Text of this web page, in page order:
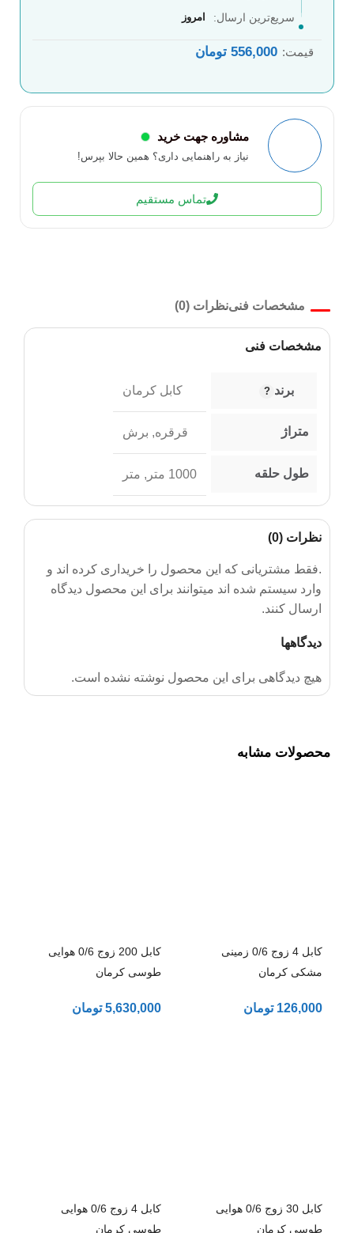
سریع‌ترین ارسال: امروز
قیمت: 556,000 تومان
مشاوره جهت خرید
نیاز به راهنمایی داری؟ همین حالا بپرس!
تماس مستقیم
مشخصات فنینظرات (0)
مشخصات فنی
برند کابل کرمان
متراژ قرقره, برش
طول حلقه 1000 متر , متر
نظرات (0)
دیدگاهها
هیچ دیدگاهی برای این محصول نوشته نشده است.
.فقط مشتریانی که این محصول را خریداری کرده اند و
وارد سیستم شده اند میتوانند برای این محصول دیدگاه
ارسال کنند.
محصولات مشابه
کابل 4 زوج 0/6 زمینی
مشکی کرمان
126,000 تومان
کابل 200 زوج 0/6 هوایی
طوسی کرمان
5,630,000 تومان
کابل 30 زوج 0/6 هوایی
طوسی کرمان
کابل 4 زوج 0/6 هوایی
طوسی کرمان